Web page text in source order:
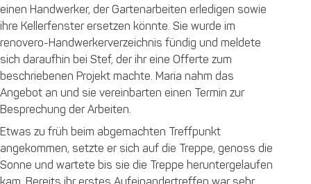
einen Handwerker, der Gartenarbeiten erledigen sowie
ihre Kellerfenster ersetzen könnte. Sie wurde im
renovero-Handwerkerverzeichnis fündig und meldete
sich daraufhin bei Stef, der ihr eine Offerte zum
beschriebenen Projekt machte. Maria nahm das
Angebot an und sie vereinbarten einen Termin zur
Besprechung der Arbeiten.
Etwas zu früh beim abgemachten Treffpunkt
angekommen, setzte er sich auf die Treppe, genoss die
Sonne und wartete bis sie die Treppe heruntergelaufen